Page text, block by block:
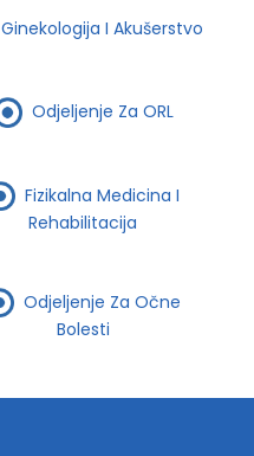
Ginekologija I Akušerstvo
Odjeljenje Za ORL
Fizikalna Medicina I
Rehabilitacija
Odjeljenje Za Očne
Bolesti